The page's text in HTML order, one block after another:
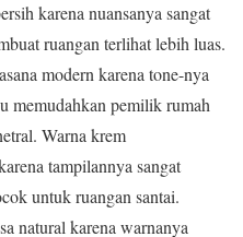
karena nuansanya sangat
ruangan terlihat lebih luas.
modern karena tone-nya
memudahkan pemilik rumah
Warna krem
tampilannya sangat
untuk ruangan santai.
natural karena warnanya